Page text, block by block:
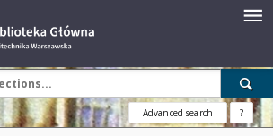
Advanced search ?